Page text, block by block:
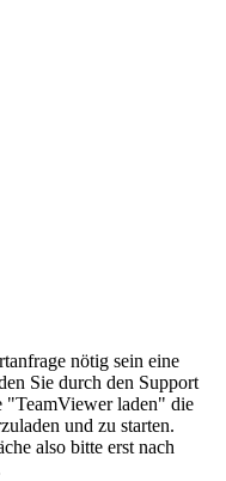
nötig sein eine
Sie durch den Support
"TeamViewer laden" die
und zu starten.
also bitte erst nach